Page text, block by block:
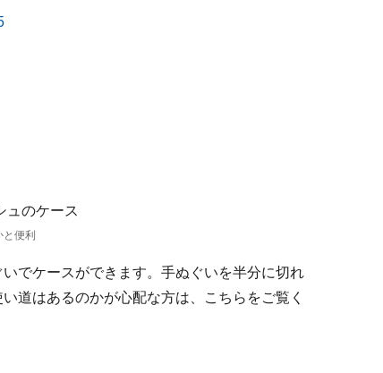
便利
でケースができます。手ぬぐいを半分に切れ
道はあるのかが心配な方は、こちらをご覧く